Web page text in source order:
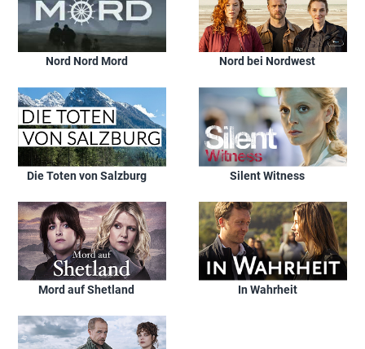
Nord Nord Mord Nord bei Nordwest
Die Toten von Salzburg Silent Witness
Mord auf Shetland In Wahrheit